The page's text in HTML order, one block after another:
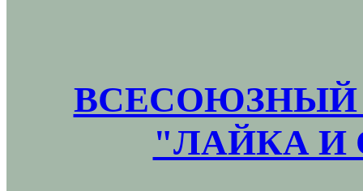
ВСЕСОЮЗНЫЙ
"ЛАЙКА И